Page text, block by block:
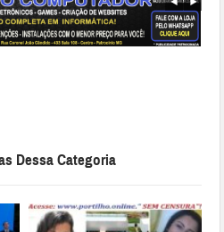
Dessa Categoria